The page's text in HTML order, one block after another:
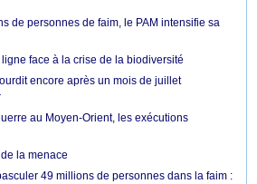
de personnes de faim, le PAM intensifie sa
face à la crise de la biodiversité
encore après un mois de juillet
au Moyen-Orient, les exécutions
la menace
49 millions de personnes dans la faim :